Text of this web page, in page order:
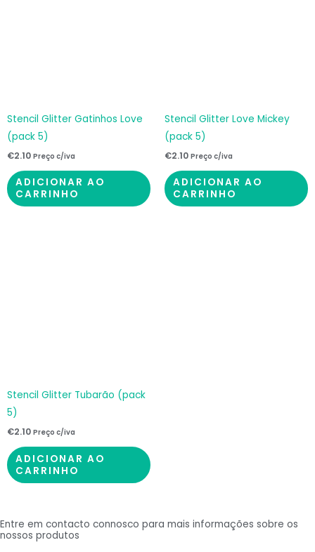
Stencil Glitter Gatinhos Love
(pack 5)
€2.10 Preço c/iva
ADICIONAR AO
CARRINHO
Stencil Glitter Love Mickey
(pack 5)
€2.10 Preço c/iva
ADICIONAR AO
CARRINHO
Stencil Glitter Tubarão (pack
5)
€2.10 Preço c/iva
ADICIONAR AO
CARRINHO
Entre em contacto connosco para mais informações sobre os
nossos produtos